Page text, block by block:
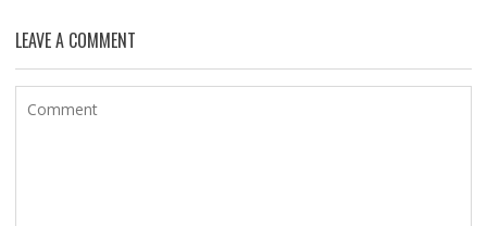
LEAVE A COMMENT